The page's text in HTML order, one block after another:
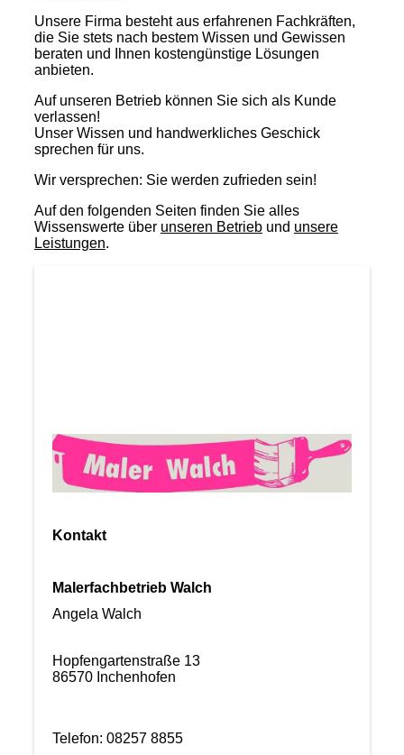
Unsere Firma besteht aus erfahrenen Fachkräften,
die Sie stets nach bestem Wissen und Gewissen
beraten und Ihnen kostengünstige Lösungen
anbieten.
Auf unseren Betrieb können Sie sich als Kunde
verlassen!
Unser Wissen und handwerkliches Geschick
sprechen für uns.
Wir versprechen: Sie werden zufrieden sein!
Auf den folgenden Seiten finden Sie alles
Wissenswerte über unseren Betriebund unsere
Leistungen.
Kontakt
Malerfachbetrieb Walch
Angela Walch
Hopfengartenstraße 13
86570 Inchenhofen
Telefon: 08257 8855